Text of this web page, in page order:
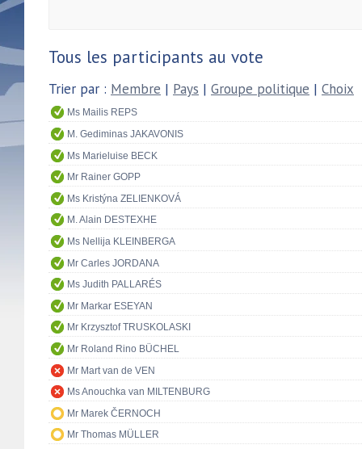
Tous les participants au vote
Trier par : Membre | Pays | Groupe politique | Choix
Ms Mailis REPS
M. Gediminas JAKAVONIS
Ms Marieluise BECK
Mr Rainer GOPP
Ms Kristýna ZELIENKOVÁ
M. Alain DESTEXHE
Ms Nellija KLEINBERGA
Mr Carles JORDANA
Ms Judith PALLARÉS
Mr Markar ESEYAN
Mr Krzysztof TRUSKOLASKI
Mr Roland Rino BÜCHEL
Mr Mart van de VEN
Ms Anouchka van MILTENBURG
Mr Marek ČERNOCH
Mr Thomas MÜLLER